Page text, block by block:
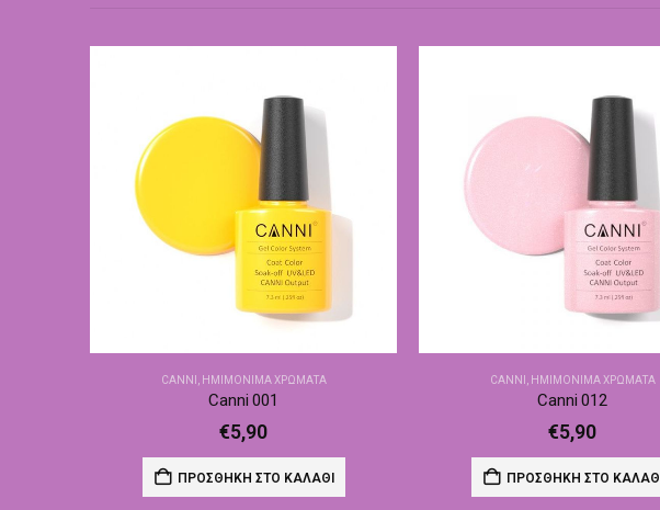
CANNI , ΗΜΙΜΌΝΙΜΑ ΧΡΏΜΑΤΑ
Canni 001
€5,90
ΠΡΟΣΘΉΚΗ ΣΤΟ ΚΑΛΆΘΙ
CANNI , ΗΜΙΜΌΝΙΜΑ ΧΡΏΜΑΤΑ
Canni 012
€5,90
ΠΡΟΣΘΉΚΗ ΣΤΟ ΚΑΛΆΘΙ